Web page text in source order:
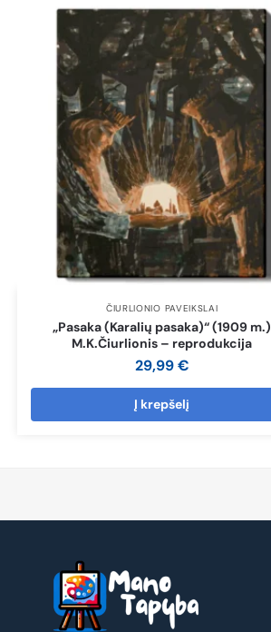
ČIURLIONIO PAVEIKSLAI
„Pasaka (Karalių pasaka)“ (1909 m.)
M.K.Čiurlionis – reprodukcija
29,99€
Į krepšelį